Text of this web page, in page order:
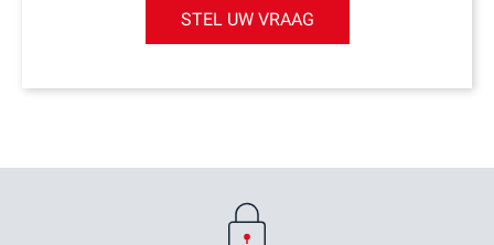
STEL UW VRAAG